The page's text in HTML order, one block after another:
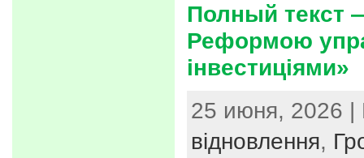
Полный текст
Реформою
інвестиціями»
25 июня, 2026 |
відновлення,